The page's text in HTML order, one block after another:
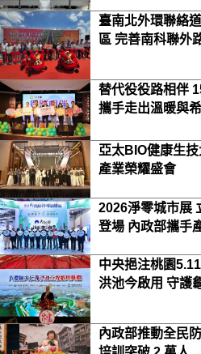
臺南北外環聯絡
區 完善南科聯外
替代役役路相伴
攜手走出溫暖與
亞太BIO健康生
產業榮耀盛會
2026淨零城市展
登場 內政部攜手
中央挹注桃園
洪池今啟用 守護
內政部推動全民